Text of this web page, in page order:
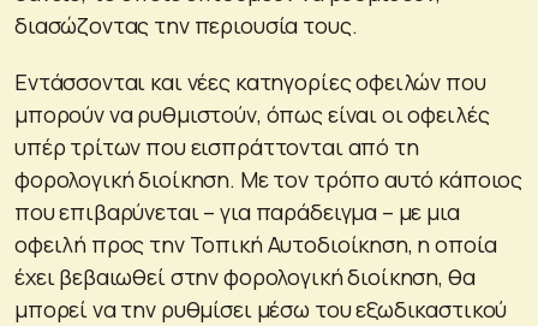
διασώζοντας την περιουσία τους.
Εντάσσονται και νέες κατηγορίες οφειλών που
μπορούν να ρυθμιστούν, όπως είναι οι οφειλές
υπέρ τρίτων που εισπράττονται από τη
φορολογική διοίκηση. Με τον τρόπο αυτό κάποιος
που επιβαρύνεται – για παράδειγμα – με μια
οφειλή προς την Τοπική Αυτοδιοίκηση, η οποία
έχει βεβαιωθεί στην φορολογική διοίκηση, θα
μπορεί να την ρυθμίσει μέσω του εξωδικαστικού